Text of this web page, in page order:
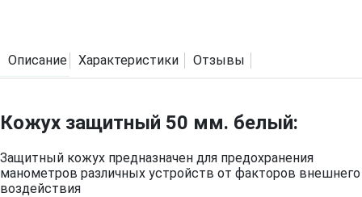
Описание Характеристики Отзывы
Кожух защитный 50 мм. белый:
Защитный кожух предназначен для предохранения
манометров различных устройств от факторов внешнего
воздействия